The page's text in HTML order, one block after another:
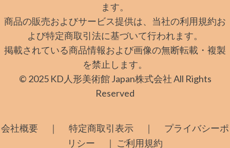
ます。
商品の販売およびサービス提供は、当社の利用規約お
よび特定商取引法に基づいて行われます。
掲載されている商品情報および画像の無断転載・複製
を禁止します。
© 2025 KD人形美術館 Japan株式会社 All Rights
Reserved
会社概要 ｜ 特定商取引表示 ｜ プライバシーポ
リシー ｜ ご利用規約